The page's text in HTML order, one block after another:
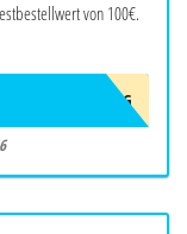
von 100€.
10AFFAUG